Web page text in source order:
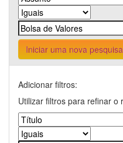
Iniciar uma nova pesquisa
Adicionar filtros:
Utilizar filtros para refinar o